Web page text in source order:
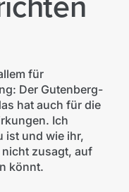
für
Der Gutenberg-
hat auch für die
Ich
ist und wie ihr,
zusagt, auf
könnt.